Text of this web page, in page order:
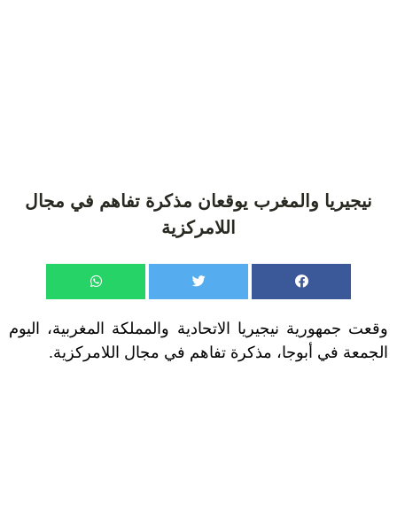
نيجيريا والمغرب يوقعان مذكرة تفاهم في مجال
اللامركزية
وقعت جمهورية نيجيريا الاتحادية والمملكة المغربية، اليوم
الجمعة في أبوجا، مذكرة تفاهم في مجال اللامركزية.